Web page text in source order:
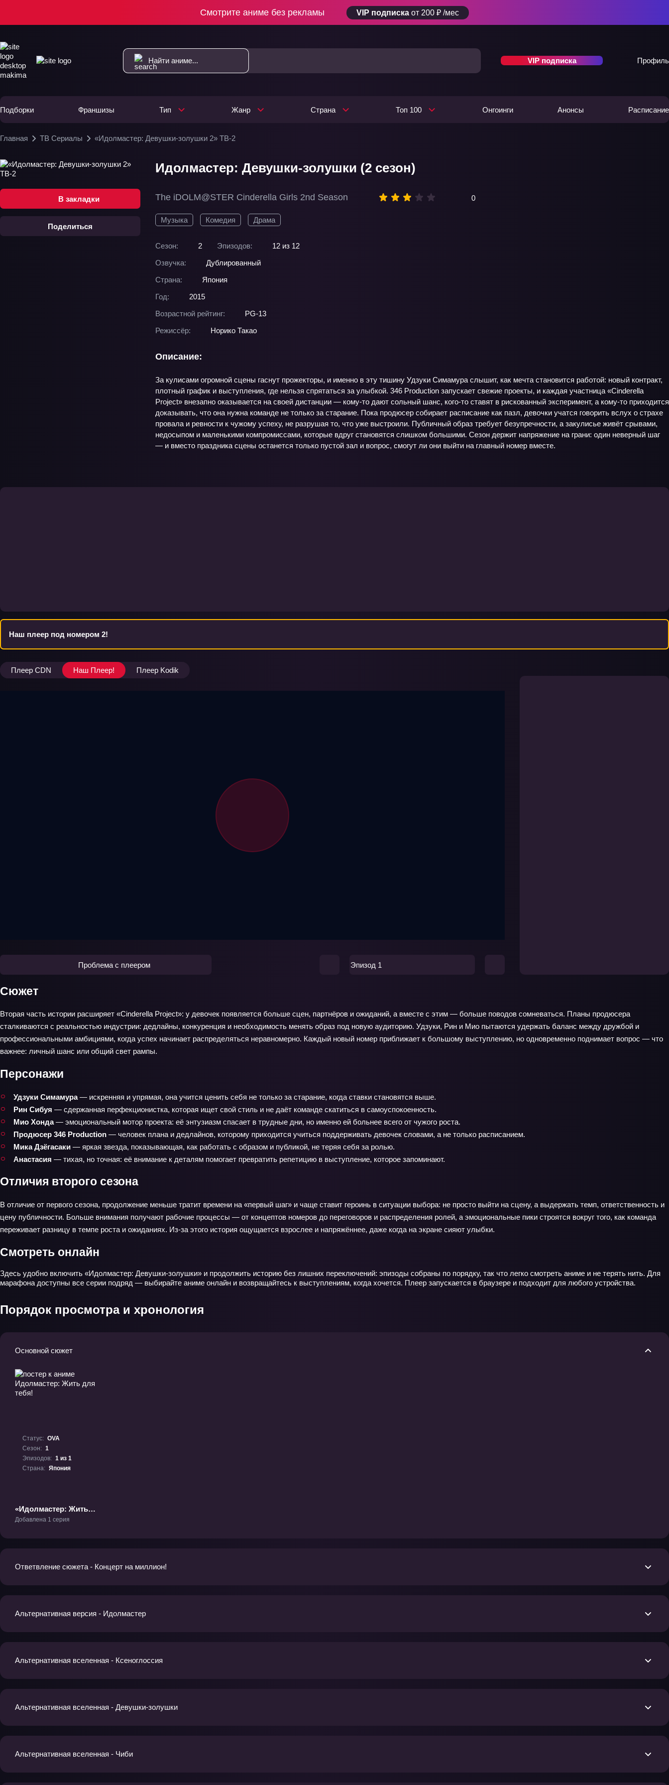
Смотрите аниме без рекламы VIP подписка от 200 ₽ /мес
VIP подписка Профиль
Подборки Франшизы Тип Жанр Страна Топ 100 Онгоинги Анонсы Расписание
Главная ТВ Сериалы «Идолмастер: Девушки-золушки 2» ТВ-2
В закладки
Поделиться
Идолмастер: Девушки-золушки (2 сезон)
The iDOLM@STER Cinderella Girls 2nd Season 0
Музыка Комедия Драма
Сезон: 2 Эпизодов:
12 из 12
Озвучка:
Дублированный
Страна:
Япония
Год:
2015
Возрастной рейтинг:
PG-13
Режиссёр:
Норико Такао
Описание:
За кулисами огромной сцены гаснут прожекторы, и именно в эту тишину Удзуки Симамура слышит, как мечта становится работой: новый контракт,
плотный график и выступления, где нельзя спрятаться за улыбкой. 346 Production запускает свежие проекты, и каждая участница «Cinderella
Project» внезапно оказывается на своей дистанции — кому-то дают сольный шанс, кого-то ставят в рискованный эксперимент, а кому-то приходится
доказывать, что она нужна команде не только за старание. Пока продюсер собирает расписание как пазл, девочки учатся говорить вслух о страхе
провала и ревности к чужому успеху, не разрушая то, что уже выстроили. Публичный образ требует безупречности, а закулисье живёт срывами,
недосыпом и маленькими компромиссами, которые вдруг становятся слишком большими. Сезон держит напряжение на грани: один неверный шаг
— и вместо праздника сцены останется только пустой зал и вопрос, смогут ли они выйти на главный номер вместе.
Наш плеер под номером 2!
Плеер CDN Наш Плеер! Плеер Kodik
Проблема с плеером Эпизод 1
Сюжет
Вторая часть истории расширяет «Cinderella Project»: у девочек появляется больше сцен, партнёров и ожиданий, а вместе с этим — больше поводов сомневаться. Планы продюсера
сталкиваются с реальностью индустрии: дедлайны, конкуренция и необходимость менять образ под новую аудиторию. Удзуки, Рин и Мио пытаются удержать баланс между дружбой и
профессиональными амбициями, когда успех начинает распределяться неравномерно. Каждый новый номер приближает к большому выступлению, но одновременно поднимает вопрос — что
важнее: личный шанс или общий свет рампы.
Персонажи
Удзуки Симамура— искренняя и упрямая, она учится ценить себя не только за старание, когда ставки становятся выше.
Рин Сибуя — сдержанная перфекционистка, которая ищет свой стиль и не даёт команде скатиться в самоуспокоенность.
Мио Хонда— эмоциональный мотор проекта: её энтузиазм спасает в трудные дни, но именно ей больнее всего от чужого роста.
Продюсер 346 Production — человек плана и дедлайнов, которому приходится учиться поддерживать девочек словами, а не только расписанием.
Мика Дзёгасаки — яркая звезда, показывающая, как работать с образом и публикой, не теряя себя за ролью.
Анастасия — тихая, но точная: её внимание к деталям помогает превратить репетицию в выступление, которое запоминают.
Отличия второго сезона
В отличие от первого сезона, продолжение меньше тратит времени на «первый шаг» и чаще ставит героинь в ситуации выбора: не просто выйти на сцену, а выдержать темп, ответственность и
цену публичности. Больше внимания получают рабочие процессы — от концептов номеров до переговоров и распределения ролей, а эмоциональные пики строятся вокруг того, как команда
переживает разницу в темпе роста и ожиданиях. Из-за этого история ощущается взрослее и напряжённее, даже когда на экране сияют улыбки.
Смотреть онлайн
Здесь удобно включить «Идолмастер: Девушки-золушки» и продолжить историю без лишних переключений: эпизоды собраны по порядку, так что легко смотреть аниме и не терять нить. Для
марафона доступны все серии подряд — выбирайте аниме онлайн и возвращайтесь к выступлениям, когда хочется. Плеер запускается в браузере и подходит для любого устройства.
Порядок просмотра и хронология
Основной сюжет
Статус: OVA
Сезон: 1
Эпизодов: 1 из 1
Страна: Япония
«Идолмастер: Жить
для тебя!» ОВА-1
Добавлена 1 серия
Ответвление сюжета - Концерт на миллион!
Альтернативная версия - Идолмастер
Альтернативная вселенная - Ксеноглоссия
Альтернативная вселенная - Девушки-золушки
Альтернативная вселенная - Чиби